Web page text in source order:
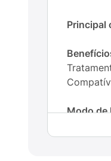
Principal
Modo de